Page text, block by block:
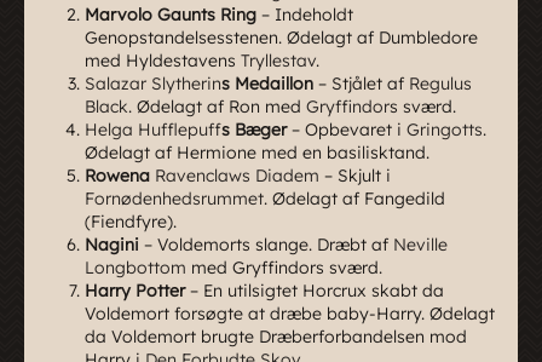
Marvolo Gaunts Ring – Indeholdt
Genopstandelsesstenen. Ødelagt af Dumbledore
med Hyldestavens Tryllestav.
Salazar Slytherins Medaillon – Stjålet af Regulus
Black. Ødelagt af Ron med Gryffindors sværd.
Helga Hufflepuffs Bæger– Opbevaret i Gringotts.
Ødelagt af Hermione med en basilisktand.
Rowena Ravenclaws Diadem – Skjult i
Fornødenhedsrummet. Ødelagt af Fangedild
(Fiendfyre).
Nagini – Voldemorts slange. Dræbt af Neville
Longbottom med Gryffindors sværd.
Harry Potter– En utilsigtet Horcrux skabt da
Voldemort forsøgte at dræbe baby-Harry. Ødelagt
da Voldemort brugte Dræberforbandelsen mod